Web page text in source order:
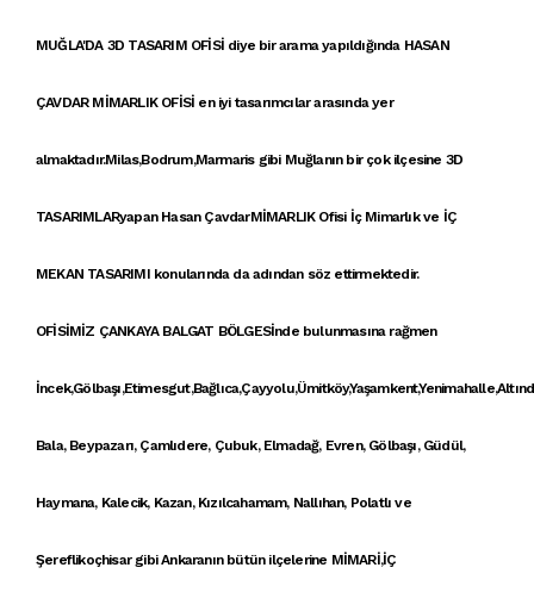
MUĞLA'DA 3D TASARIM OFİSİ diye bir arama yapıldığında HASAN
ÇAVDAR MİMARLIK OFİSİ en iyi tasarımcılar arasında yer
almaktadır.Milas,Bodrum,Marmaris gibi Muğlanın bir çok ilçesine 3D
TASARIMLARyapan Hasan ÇavdarMİMARLIKOfisi İç Mimarlık ve İÇ
MEKAN TASARIMIkonularında da adından söz ettirmektedir.
OFİSİMİZ ÇANKAYA BALGAT BÖLGESİnde bulunmasına rağmen
Bala, Beypazarı, Çamlıdere, Çubuk, Elmadağ, Evren, Gölbaşı, Güdül,
Haymana, Kalecik, Kazan, Kızılcahamam, Nallıhan, Polatlı ve
Şereflikoçhisar gibi Ankaranın bütün ilçelerine MİMARİ,İÇ